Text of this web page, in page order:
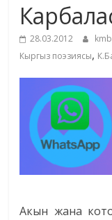
28.03.2012
Кыргыз поэзиясы,
Акын жана